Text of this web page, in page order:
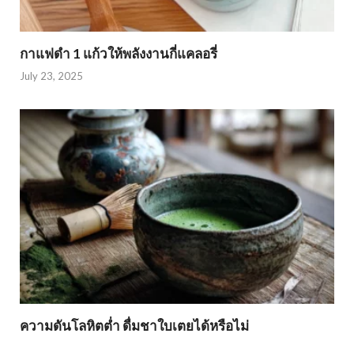
กาแฟดำ 1 แก้วให้พลังงานกี่แคลอรี่
July 23, 2025
ความดันโลหิตต่ำ ดื่มชาใบเตยได้หรือไม่